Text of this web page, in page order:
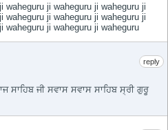
waheguru ji waheguru ji waheguru ji
waheguru ji waheguru ji waheguru ji
waheguru ji waheguru ji waheguru
ਸਾਹਿਬ ਜੀ ਸਵਾਸ ਸਵਾਸ ਸਾਹਿਬ ਸ੍ਰੀ ਗੁਰੂ
reply